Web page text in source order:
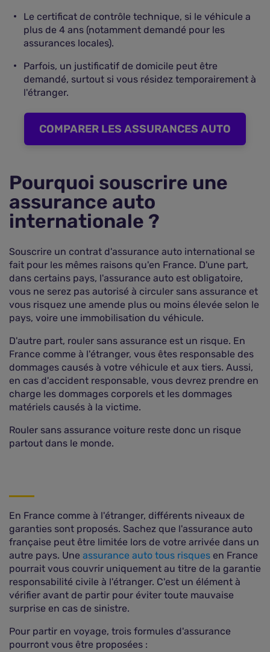
Le certificat de contrôle technique, si le véhicule a
plus de 4 ans (notamment demandé pour les
assurances locales).
Parfois, un justificatif de domicile peut être
demandé, surtout si vous résidez temporairement à
l'étranger.
COMPARER LES ASSURANCES AUTO
Pourquoi souscrire une
assurance auto
internationale ?
Souscrire un contrat d'assurance auto international se
fait pour les mêmes raisons qu'en France. D'une part,
dans certains pays, l'assurance auto est obligatoire,
vous ne serez pas autorisé à circuler sans assurance et
vous risquez une amende plus ou moins élevée selon le
pays, voire une immobilisation du véhicule.
D'autre part, rouler sans assurance est un risque. En
France comme à l'étranger, vous êtes responsable des
dommages causés à votre véhicule et aux tiers. Aussi,
en cas d'accident responsable, vous devrez prendre en
charge les dommages corporels et les dommages
matériels causés à la victime.
Rouler sans assurance voiture reste donc un risque
partout dans le monde.
En France comme à l'étranger, différents niveaux de
garanties sont proposés. Sachez que l'assurance auto
française peut être limitée lors de votre arrivée dans un
autre pays. Une assurance auto tous risques en France
pourrait vous couvrir uniquement au titre de la garantie
responsabilité civile à l'étranger. C'est un élément à
vérifier avant de partir pour éviter toute mauvaise
surprise en cas de sinistre.
Pour partir en voyage, trois formules d'assurance
pourront vous être proposées :